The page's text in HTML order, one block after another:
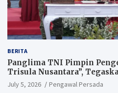
BERITA
Panglima TNI Pimpin
Trisula Nusantara”,
Perang Modern
July 5, 2026 Pengawal Persada